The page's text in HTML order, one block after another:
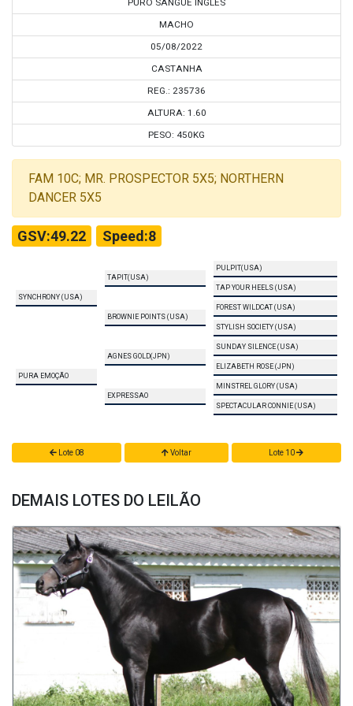
MACHO
05/08/2022
CASTANHA
REG.: 235736
ALTURA: 1.60
PESO: 450KG
FAM 10C; MR. PROSPECTOR 5X5; NORTHERN
DANCER 5X5
GSV:49.22 Speed:8
SYNCHRONY (USA)
TAPIT(USA)
PULPIT(USA)
TAP YOUR HEELS (USA)
BROWNIE POINTS (USA)
FOREST WILDCAT (USA)
STYLISH SOCIETY (USA)
PURA EMOÇÃO
AGNES GOLD(JPN)
SUNDAY SILENCE (USA)
ELIZABETH ROSE (JPN)
EXPRESSAO
MINSTREL GLORY (USA)
SPECTACULAR CONNIE (USA)
Lote 08 Voltar Lote 10
DEMAIS LOTES DO LEILÃO